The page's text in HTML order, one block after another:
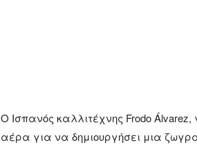
Ο Ισπανός καλλιτέχνης Frodo
αέρα για να δημιουργήσει μια